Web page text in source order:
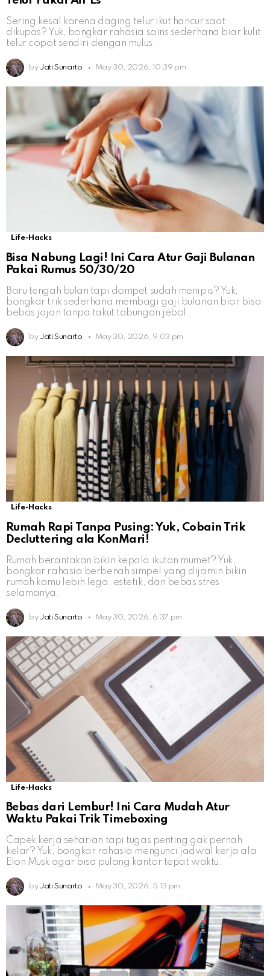
Sering kesal karena daging telur ikut hancur saat
dikupas? Yuk, bongkar rahasia sains sederhana biar kulit
telur copot sendiri dengan mulus.
by Jati Sunarto May 30, 2026, 10:39 pm
Life-Hacks
Bisa Nabung Lagi! Ini Cara Atur Gaji Bulanan
Pakai Rumus 50/30/20
Baru tengah bulan tapi dompet sudah menipis? Yuk,
bongkar trik sederhana membagi gaji bulanan biar bisa
bebas jajan tanpa takut tabungan jebol
by Jati Sunarto May 30, 2026, 9:03 pm
Life-Hacks
Rumah Rapi Tanpa Pusing: Yuk, Cobain Trik
Decluttering ala KonMari!
Rumah berantakan bikin kepala ikutan mumet? Yuk,
bongkar rahasia berbenah simpel yang dijamin bikin
rumah kamu lebih lega, estetik, dan bebas stres
selamanya.
by Jati Sunarto May 30, 2026, 6:37 pm
Life-Hacks
Bebas dari Lembur! Ini Cara Mudah Atur
Waktu Pakai Trik Timeboxing
Capek kerja seharian tapi tugas penting gak pernah
kelar? Yuk, bongkar rahasia mengunci jadwal kerja ala
Elon Musk agar bisa pulang kantor tepat waktu.
by Jati Sunarto May 30, 2026, 5:13 pm